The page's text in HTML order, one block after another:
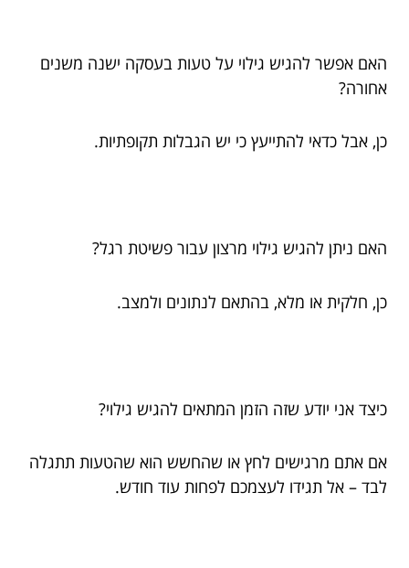
האם אפשר להגיש גילוי על טעות בעסקה ישנה משנים
אחורה?
כן, אבל כדאי להתייעץ כי יש הגבלות תקופתיות.
האם ניתן להגיש גילוי מרצון עבור פשיטת רגל?
כן, חלקית או מלא, בהתאם לנתונים ולמצב.
כיצד אני יודע שזה הזמן המתאים להגיש גילוי?
אם אתם מרגישים לחץ או שהחשש הוא שהטעות תתגלה
לבד – אל תגידו לעצמכם לפחות עוד חודש.